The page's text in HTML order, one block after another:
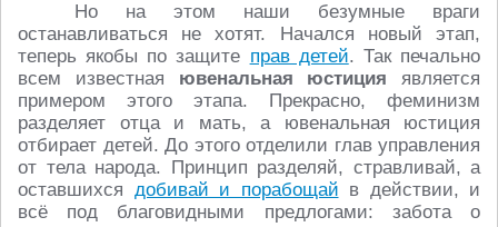
Но на этом наши безумные враги
останавливаться не хотят. Начался новый этап,
теперь якобы по защите прав детей. Так печально
всем известная ювенальная юстиция является
примером этого этапа. Прекрасно, феминизм
разделяет отца и мать, а ювенальная юстиция
отбирает детей. До этого отделили глав управления
от тела народа. Принцип разделяй, стравливай, а
оставшихся добивай и порабощай в действии, и
всё под благовидными предлогами: забота о